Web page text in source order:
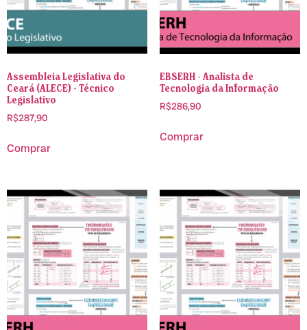
Assembleia Legislativa do
Ceará (ALECE) - Técnico
Legislativo
R$287,90
Comprar
EBSERH - Analista de
Tecnologia da Informação
R$286,90
Comprar